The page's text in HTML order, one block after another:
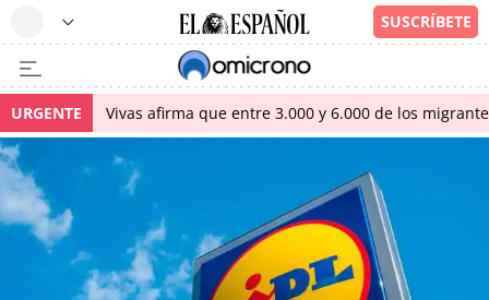
URGENTE Vivas afirma que entre 3.000 y 6.000 de los